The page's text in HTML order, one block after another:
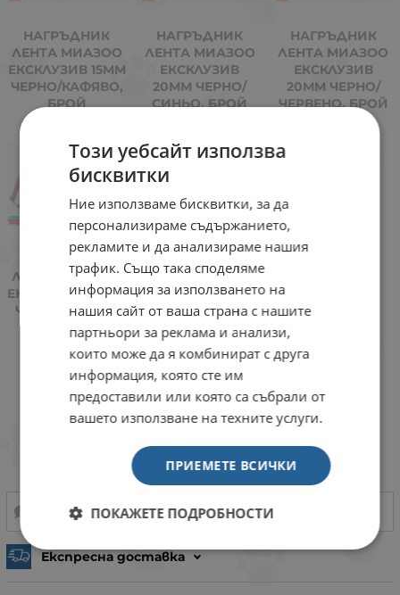
НАГРЪДНИК
ЛЕНТА МИАЗОО
ЕКСКЛУЗИВ 15ММ
ЧЕРНО/КАФЯВО,
БРОЙ
НАГРЪДНИК
ЛЕНТА МИАЗОО
ЕКСКЛУЗИВ
20ММ ЧЕРНО/
СИНЬО, БРОЙ
НАГРЪДНИК
ЛЕНТА МИАЗОО
ЕКСКЛУЗИВ
20ММ ЧЕРНО/
ЧЕРВЕНО, БРОЙ
НАГРЪДНИК
ЛЕНТА МИАЗОО
ЕКСКЛУЗИВ 10ММ
ЧЕРНО/СИНЬО,
БРОЙ
НАГРЪДНИК
ЛЕНТА МИАЗОО
ЕКСКЛУЗИВ 10ММ
ЧЕРНО/ЧЕРВЕНО,
БРОЙ
4.09 € 8.00 ЛВ.
В наличност Доставка и плащане
бр. КУПИ
НАПРАВИ ЗАПИТВАНЕ ДОБАВИ В ЛЮБИМИ
Експресна доставка
Този уебсайт използва
бисквитки
Ние използваме бисквитки, за да
персонализираме съдържанието,
рекламите и да анализираме нашия
трафик. Също така споделяме
информация за използването на
нашия сайт от ваша страна с нашите
партньори за реклама и анализи,
които може да я комбинират с друга
информация, която сте им
предоставили или която са събрали от
вашето използване на техните услуги.
ПРИЕМЕТЕ ВСИЧКИ
ПОКАЖЕТЕ ПОДРОБНОСТИ